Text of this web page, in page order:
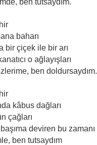
ben tutsaydım.
baharı
bir çiçek ile bir arı
o ağlayışları
ben doldursaydım.
kâbus dağları
çağları
deviren bu zamanı
ben tutsaydım